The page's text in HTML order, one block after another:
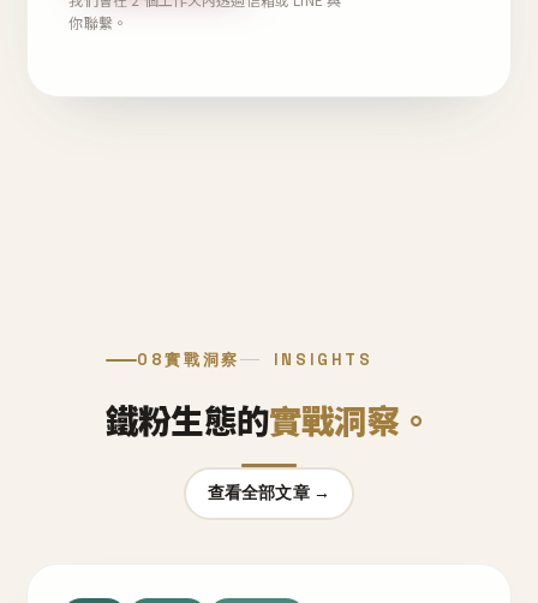
你聯繫。
08實戰洞察 INSIGHTS
鐵粉生態的實戰洞察。
查看全部文章 →